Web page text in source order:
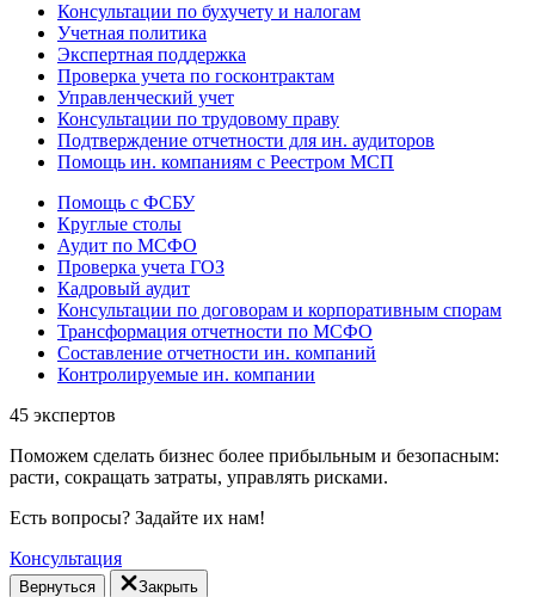
Консультации по бухучету и налогам
Учетная политика
Экспертная поддержка
Проверка учета по госконтрактам
Управленческий учет
Консультации по трудовому праву
Подтверждение отчетности для ин. аудиторов
Помощь ин. компаниям с Реестром МСП
Помощь с ФСБУ
Круглые столы
Аудит по МСФО
Проверка учета ГОЗ
Кадровый аудит
Консультации по договорам и корпоративным спорам
Трансформация отчетности по МСФО
Составление отчетности ин. компаний
Контролируемые ин. компании
45 экспертов
Поможем сделать бизнес более прибыльным и безопасным:
расти, cокращать затраты, управлять рисками.
Есть вопросы? Задайте их нам!
Консультация
Вернуться
Закрыть